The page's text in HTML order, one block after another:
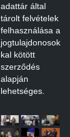
adattár által
tárolt felvételek
felhasználása a
jogtulajdonosok
kal kötött
szerződés
alapján
lehetséges.